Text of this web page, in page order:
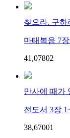
찾으라. 구하
마태복음 7
41,07802
만사에 때가
전도서 3장
38,67001